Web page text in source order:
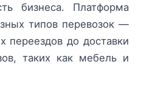
бизнеса. Платформа
типов перевозок —
до доставки
таких как мебель и